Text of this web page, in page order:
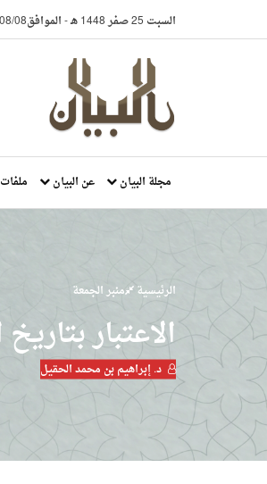
السبت 25 صفر 1448 هـ -الموافق2026/08/08م
مجلة البيان عن البيان
الرئيسية منبر الجمعة
الاعتبار
د. إبراهيم بن محمد الحقيل